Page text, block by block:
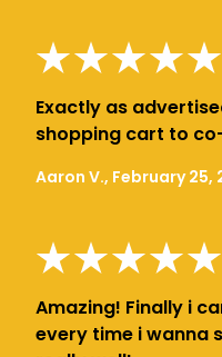
Exactly as
shopping cart to
Aaron V., February 25,
Amazing! Finally i
every time i wanna